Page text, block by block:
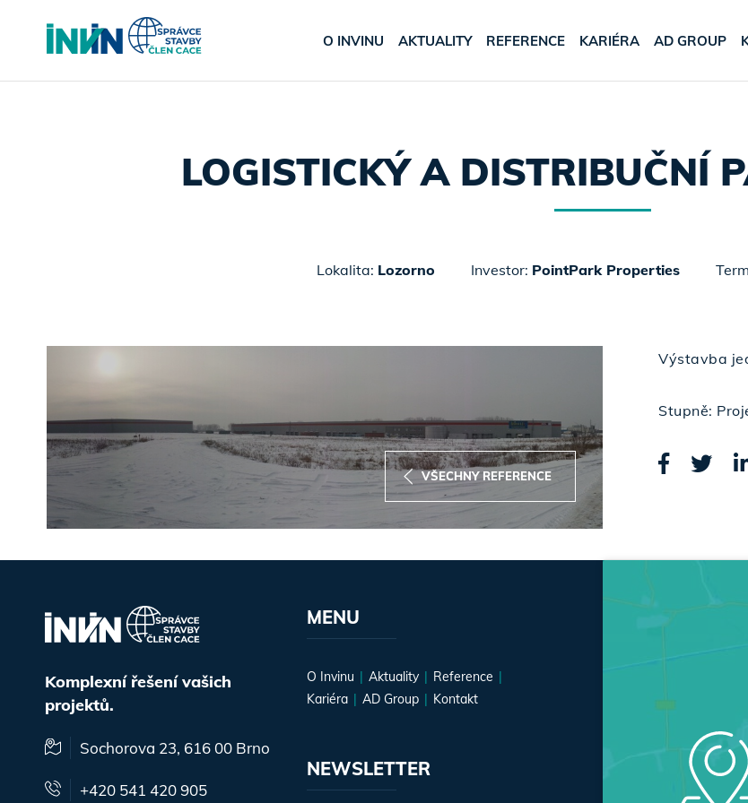
O INVINU AKTUALITY REFERENCE KARIÉRA AD GROUP
LOGISTICKÝ A DISTRIBUČNÍ
Lokalita: Lozorno Investor: PointPark Properties
VŠECHNY REFERENCE
Výstavba
Stupně:
Komplexní řešení vašich
projektů.
Sochorova 23, 616 00 Brno
+420 541 420 905
MENU
O Invinu Aktuality
Reference
Kariéra
AD Group Kontakt
NEWSLETTER